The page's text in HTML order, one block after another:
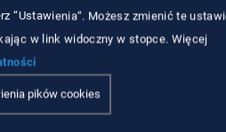
“Ustawienia“. Możesz zmienić te
w link widoczny w stopce. Więcej
pików cookies